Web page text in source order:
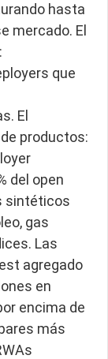
hasta
mercado. El
que
El
productos:
del open
sintéticos
gas
Las
agregado
en
encima de
más